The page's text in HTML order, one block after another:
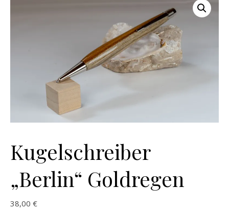
Kugelschreiber
„Berlin“ Goldregen
38,00 €